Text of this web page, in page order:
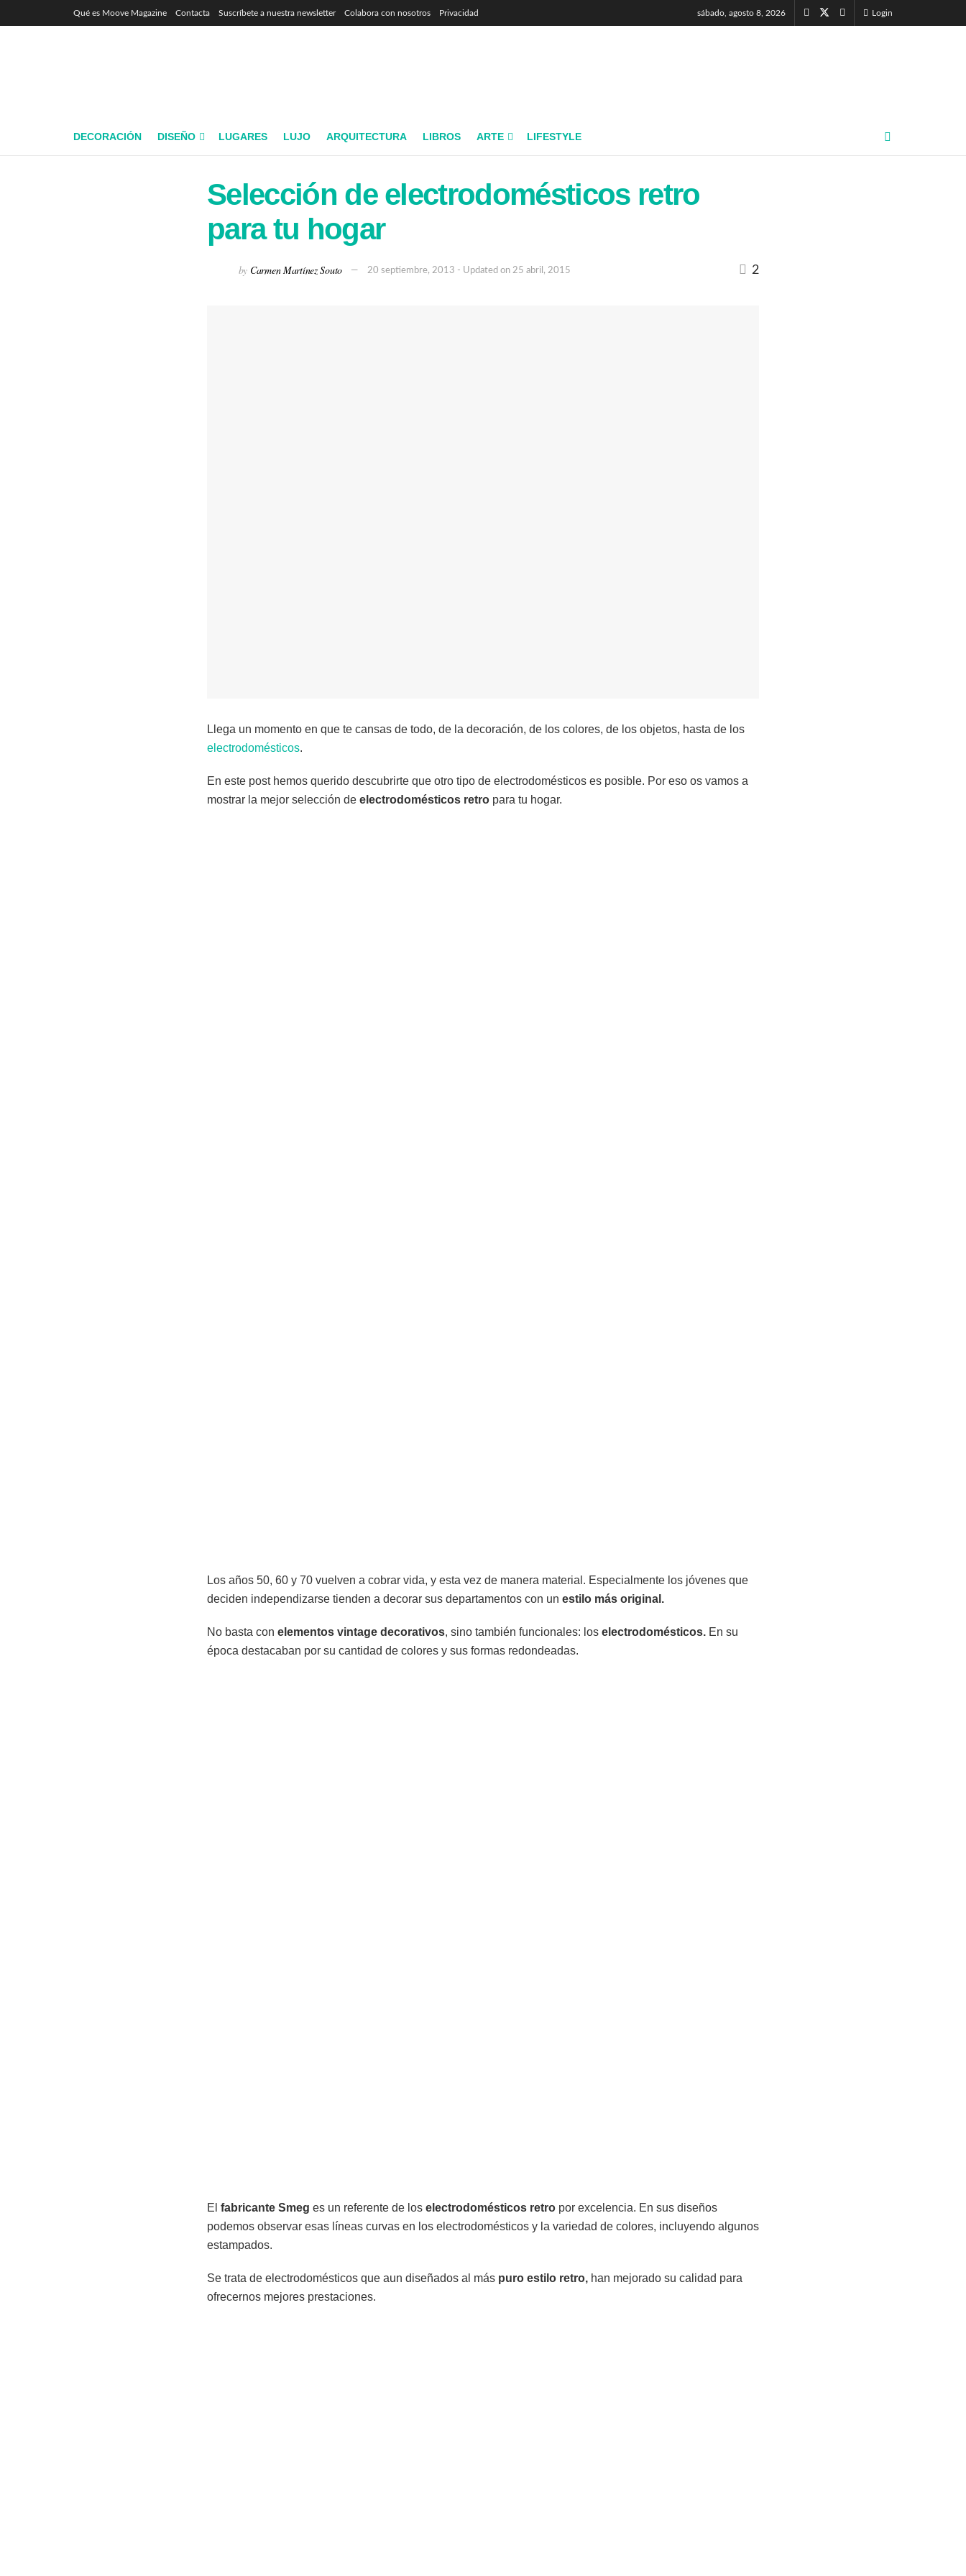
Qué es Moove Magazine Contacta Suscríbete a nuestra newsletter Colabora con nosotros Privacidad sábado, agosto 8, 2026 Login
DECORACIÓN DISEÑO LUGARES LUJO ARQUITECTURA LIBROS ARTE LIFESTYLE
Selección de electrodomésticos retro
para tu hogar
by Carmen Martínez Souto 20 septiembre, 2013 - Updated on 25 abril, 2015 2
Llega un momento en que te cansas de todo, de la decoración, de los colores, de los objetos, hasta de los
electrodomésticos.
En este post hemos querido descubrirte que otro tipo de electrodomésticos es posible. Por eso os vamos a
mostrar la mejor selección de electrodomésticos retro para tu hogar.
Los años 50, 60 y 70 vuelven a cobrar vida, y esta vez de manera material. Especialmente los jóvenes que
deciden independizarse tienden a decorar sus departamentos con un estilo más original.
No basta con elementos vintage decorativos, sino también funcionales: los electrodomésticos. En su
época destacaban por su cantidad de colores y sus formas redondeadas.
El fabricante Smeg es un referente de los electrodomésticos retro por excelencia. En sus diseños
podemos observar esas líneas curvas en los electrodomésticos y la variedad de colores, incluyendo algunos
estampados.
Se trata de electrodomésticos que aun diseñados al más puro estilo retro, han mejorado su calidad para
ofrecernos mejores prestaciones.